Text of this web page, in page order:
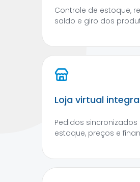
Controle de estoque,
saldo e giro dos
Loja virtual
Pedidos
estoque, preços e